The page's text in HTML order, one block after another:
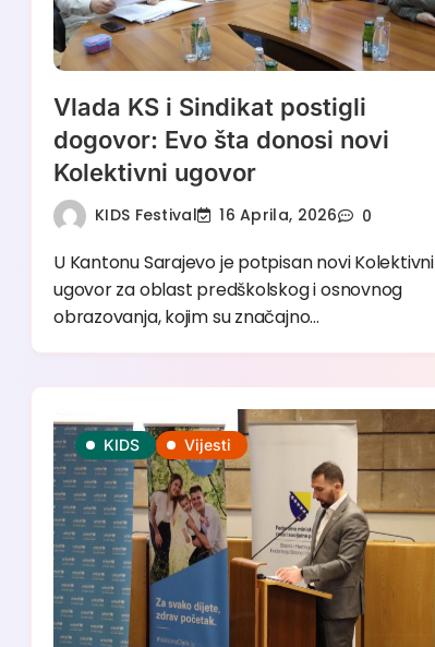
Vlada KS i Sindikat postigli
dogovor: Evo šta donosi novi
Kolektivni ugovor
KIDS Festival 16 Aprila, 2026 0
U Kantonu Sarajevo je potpisan novi Kolektivni
ugovor za oblast predškolskog i osnovnog
obrazovanja, kojim su značajno…
KIDS Vijesti